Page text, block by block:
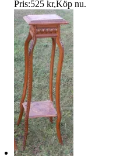
Pris:525 kr,Köp nu.